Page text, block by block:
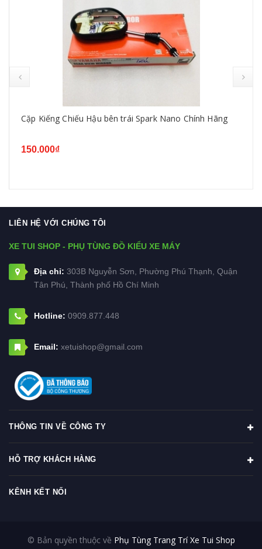
Cặp Kiếng Chiếu Hậu bên trái Spark Nano Chính Hãng
150.000₫
LIÊN HỆ VỚI CHÚNG TÔI
XE TUI SHOP - PHỤ TÙNG ĐỒ KIỂU XE MÁY
Địa chỉ: 303B Nguyễn Sơn, Phường Phú Thạnh, Quận
Tân Phú, Thành phố Hồ Chí Minh
Hotline: 0909.877.448
Email: xetuishop@gmail.com
THÔNG TIN VỀ CÔNG TY
HỖ TRỢ KHÁCH HÀNG
KÊNH KẾT NỐI
© Bản quyền thuộc về Phụ Tùng Trang Trí Xe Tui Shop